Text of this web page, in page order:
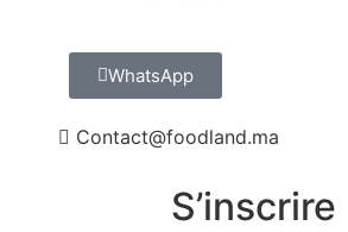
WhatsApp
Contact@foodland.ma
S’inscrire